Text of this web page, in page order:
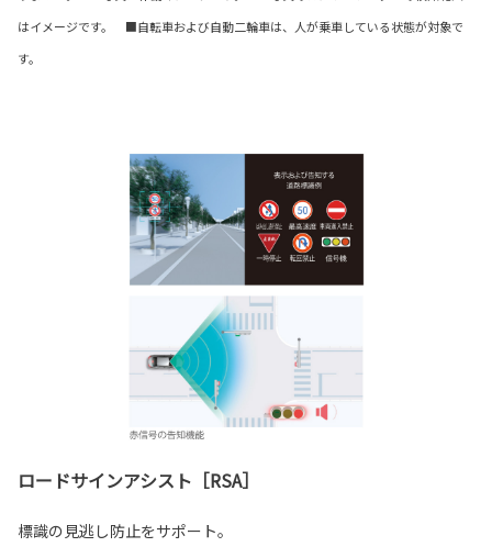
はイメージです。 ■自転車および自動二輪車は、人が乗車している状態が対象で
す。
ロードサインアシスト［RSA］
標識の見逃し防止をサポート。